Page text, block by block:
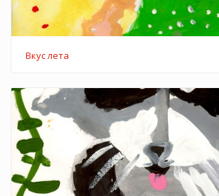
Вкус лета